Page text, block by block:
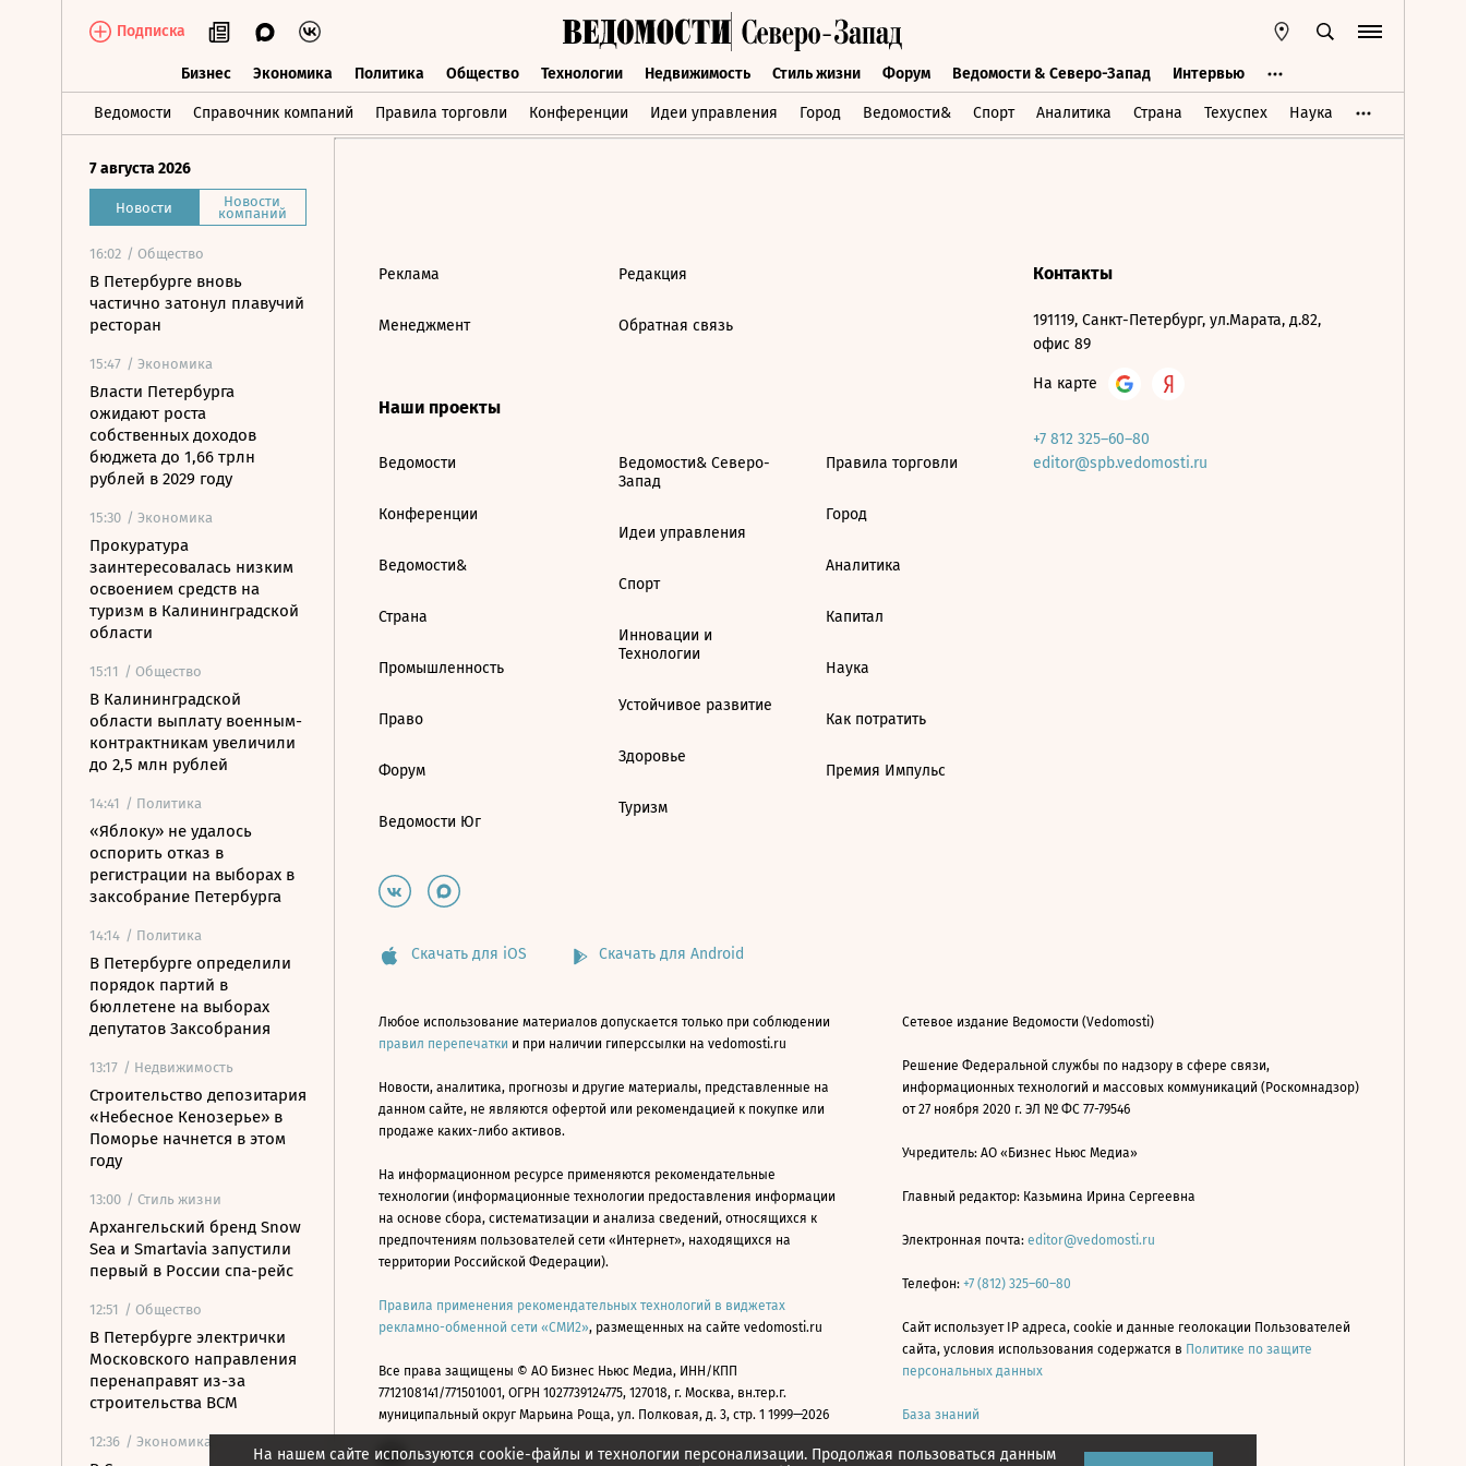
Подписка
Бизнес Экономика Политика Общество Технологии Недвижимость Стиль жизни Форум Ведомости & Северо-Запад Интервью
Ведомости Справочник компаний Правила торговли Конференции Идеи управления Город Ведомости& Спорт Аналитика Страна Техуспех Наука
Бизнес Экономика Политика Общество Технологии Недвижимость Стиль жизни Форум Ведомости & Северо-Запад Интервью
7 августа 2026
Новости Новости
компаний
16:02 / Общество
В Петербурге вновь
частично затонул плавучий
ресторан
15:47 / Экономика
Власти Петербурга
ожидают роста
собственных доходов
бюджета до 1,66 трлн
рублей в 2029 году
15:30 / Экономика
Прокуратура
заинтересовалась низким
освоением средств на
туризм в Калининградской
области
15:11 / Общество
В Калининградской
области выплату военным-
контрактникам увеличили
до 2,5 млн рублей
14:41 / Политика
«Яблоку» не удалось
оспорить отказ в
регистрации на выборах в
заксобрание Петербурга
14:14 / Политика
В Петербурге определили
порядок партий в
бюллетене на выборах
депутатов Заксобрания
13:17 / Недвижимость
Строительство депозитария
«Небесное Кенозерье» в
Поморье начнется в этом
году
13:00 / Стиль жизни
Архангельский бренд Snow
Sea и Smartavia запустили
первый в России спа-рейс
12:51 / Общество
В Петербурге электрички
Московского направления
перенаправят из-за
строительства ВСМ
12:36 / Экономика
На нашем сайте используются cookie-файлы и технологии персонализации. Продолжая пользоваться данным
Реклама
Менеджмент
Редакция
Обратная связь
Наши проекты
Ведомости
Конференции
Ведомости&
Страна
Промышленность
Право
Форум
Ведомости Юг
Ведомости& Северо-
Запад
Идеи управления
Спорт
Инновации и
Технологии
Устойчивое развитие
Здоровье
Туризм
Правила торговли
Город
Аналитика
Капитал
Наука
Как потратить
Премия Импульс
Контакты
191119, Санкт-Петербург, ул.Марата, д.82,
офис 89
На карте
+7 812 325–60–80
editor@spb.vedomosti.ru
Скачать для iOS Скачать для Android
Любое использование материалов допускается только при соблюдении
правил перепечатки и при наличии гиперссылки на vedomosti.ru
Новости, аналитика, прогнозы и другие материалы, представленные на
данном сайте, не являются офертой или рекомендацией к покупке или
продаже каких-либо активов.
На информационном ресурсе применяются рекомендательные
технологии (информационные технологии предоставления информации
на основе сбора, систематизации и анализа сведений, относящихся к
предпочтениям пользователей сети «Интернет», находящихся на
территории Российской Федерации).
Правила применения рекомендательных технологий в виджетах
рекламно-обменной сети «СМИ2», размещенных на сайте vedomosti.ru
Все права защищены © АО Бизнес Ньюс Медиа, ИНН/КПП
7712108141/771501001, ОГРН 1027739124775, 127018, г. Москва, вн.тер.г.
муниципальный округ Марьина Роща, ул. Полковая, д. 3, стр. 1 1999—2026
Сетевое издание Ведомости (Vedomosti)
Решение Федеральной службы по надзору в сфере связи,
информационных технологий и массовых коммуникаций (Роскомнадзор)
от 27 ноября 2020 г. ЭЛ № ФС 77-79546
Учредитель: АО «Бизнес Ньюс Медиа»
Главный редактор: Казьмина Ирина Сергеевна
Электронная почта: editor@vedomosti.ru
Телефон: +7 (812) 325–60–80
Сайт использует IP адреса, cookie и данные геолокации Пользователей
сайта, условия использования содержатся в Политике по защите
персональных данных
База знаний